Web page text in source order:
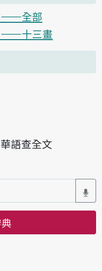
——全部
——十三畫
語查全文